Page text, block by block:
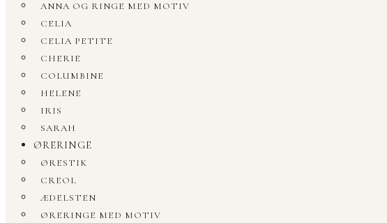
ANNA OG RINGE MED MOTIV
CELIA
CELIA PETITE
CHERIE
COLUMBINE
HELENE
IRIS
SARAH
ØRERINGE
ØRESTIK
CREOL
ÆDELSTEN
ØRERINGE MED MOTIV